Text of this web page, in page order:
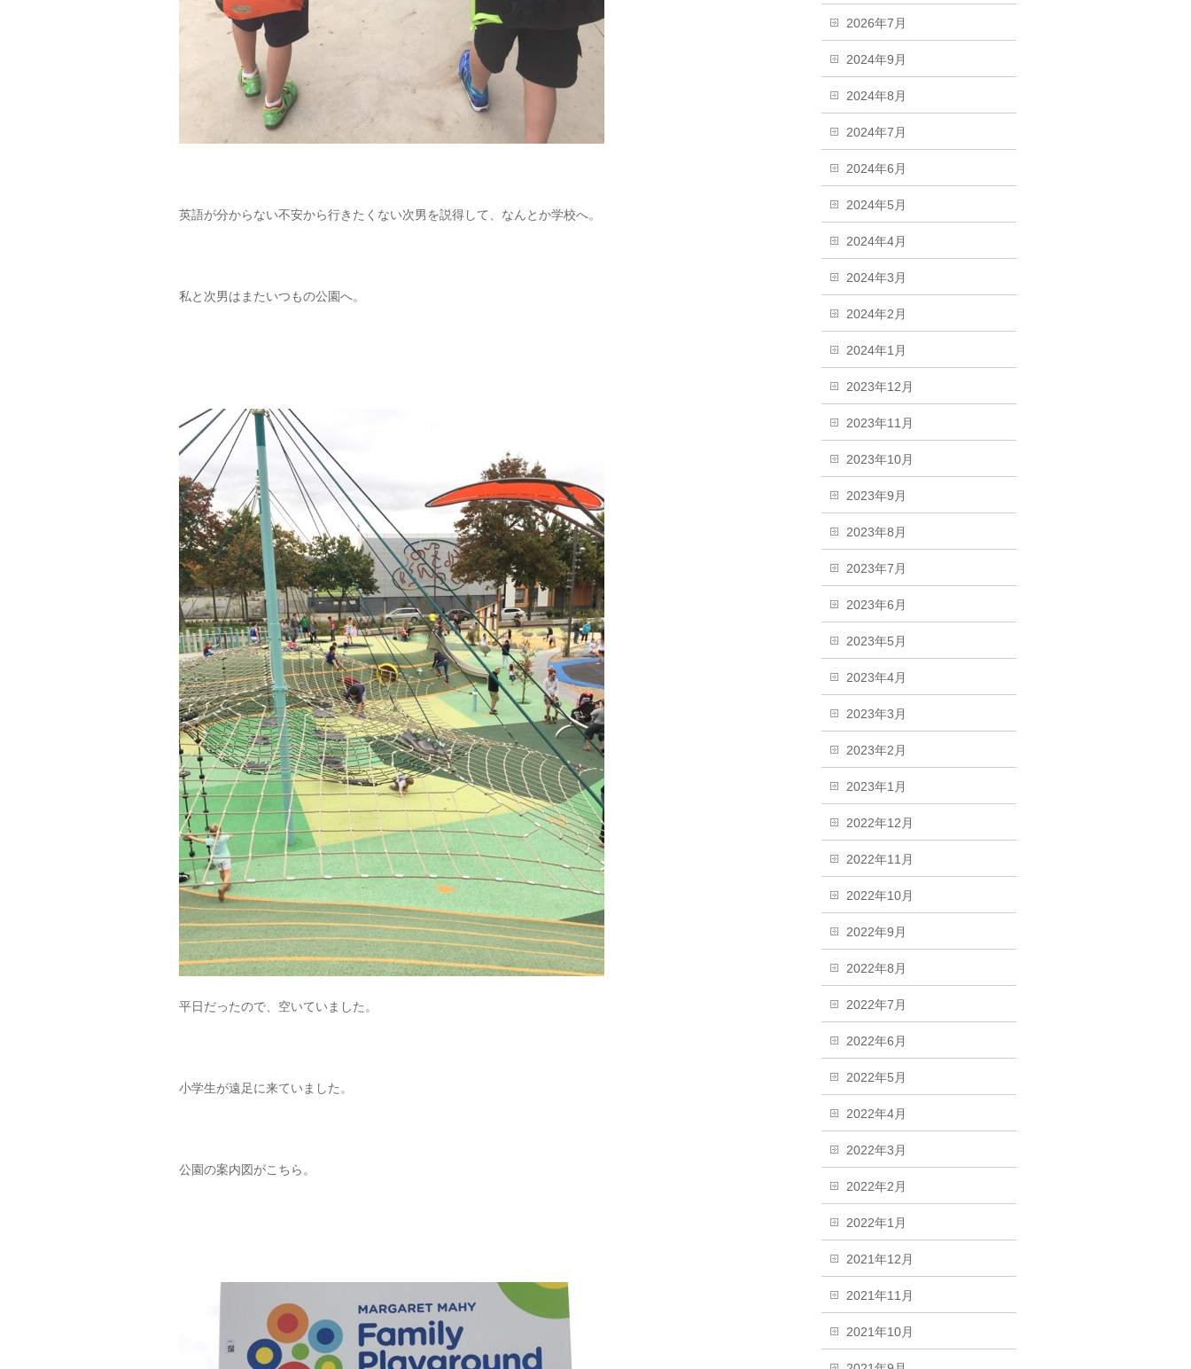
英語が分からない不安から行きたくない次男を説得して、なんとか学校へ。
私と次男はまたいつもの公園へ。
平日だったので、空いていました。
小学生が遠足に来ていました。
公園の案内図がこちら。
2026年7月
2024年9月
2024年8月
2024年7月
2024年6月
2024年5月
2024年4月
2024年3月
2024年2月
2024年1月
2023年12月
2023年11月
2023年10月
2023年9月
2023年8月
2023年7月
2023年6月
2023年5月
2023年4月
2023年3月
2023年2月
2023年1月
2022年12月
2022年11月
2022年10月
2022年9月
2022年8月
2022年7月
2022年6月
2022年5月
2022年4月
2022年3月
2022年2月
2022年1月
2021年12月
2021年11月
2021年10月